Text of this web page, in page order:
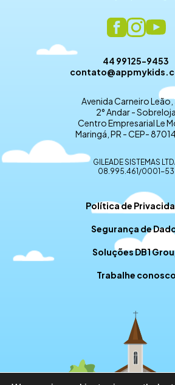
44 99125-9453
Avenida Carneiro
2° Andar - Sobreloja
Centro Empresarial Le
Maringá, PR - CEP-
GILEADE SISTEMAS
08.995.461/0001-53
Política de
Segurança de
Soluções DB1
Trabalhe conosco